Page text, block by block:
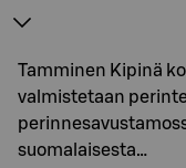
Tamminen Kipinä
valmistetaan
suomalaisesta…